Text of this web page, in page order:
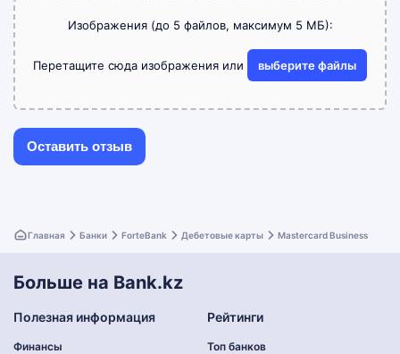
Изображения (до 5 файлов, максимум 5 МБ):
Перетащите сюда изображения или выберите файлы
Главная Банки ForteBank Дебетовые карты Mastercard Business
Больше на Bank.kz
Полезная информация
Финансы
Рейтинги
Топ банков